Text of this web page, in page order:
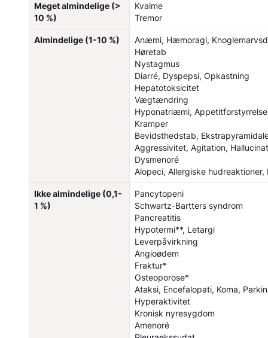
Meget almindelige (>
10 %)
Kvalme
Tremor
Almindelige (1-10 %)
Anæmi, Hæmoragi,
Høretab
Nystagmus
Diarré, Dyspepsi, Opkastning
Hepatotoksicitet
Vægtændring
Hyponatriæmi,
Kramper
Bevidsthedstab,
Aggressivitet, Agitation,
Dysmenoré
Alopeci, Allergiske
Ikke almindelige (0,1-
1 %)
Pancytopeni
Schwartz-Bartters syndrom
Pancreatitis
Hypotermi**, Letargi
Leverpåvirkning
Angioødem
Fraktur*
Osteoporose*
Ataksi, Encefalopati, Koma,
Hyperaktivitet
Kronisk nyresygdom
Amenoré